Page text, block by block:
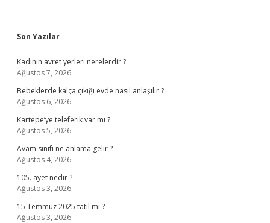
Sidebar
Son Yazılar
Kadının avret yerleri nerelerdir ?
Ağustos 7, 2026
Bebeklerde kalça çıkığı evde nasıl anlaşılır ?
Ağustos 6, 2026
Kartepe’ye teleferik var mı ?
Ağustos 5, 2026
Avam sınıfı ne anlama gelir ?
Ağustos 4, 2026
105. ayet nedir ?
Ağustos 3, 2026
15 Temmuz 2025 tatil mi ?
Ağustos 3, 2026